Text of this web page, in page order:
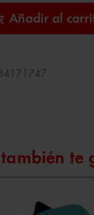
Añadir al
te